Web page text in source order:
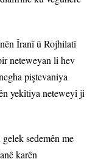
Îranî û Rojhilatî
neteweyan li hev
piştevaniya
yekîtiya neteweyî ji
sedemên me
karên